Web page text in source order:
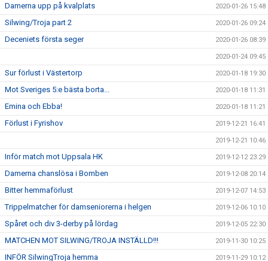
Damerna upp på kvalplats 2020-01-26 15:48
Silwing/Troja part 2 2020-01-26 09:24
Deceniets första seger 2020-01-26 08:39
2020-01-24 09:45
Sur förlust i Västertorp 2020-01-18 19:30
Mot Sveriges 5:e bästa borta... 2020-01-18 11:31
Emina och Ebba! 2020-01-18 11:21
Förlust i Fyrishov 2019-12-21 16:41
2019-12-21 10:46
Inför match mot Uppsala HK 2019-12-12 23:29
Damerna chanslösa i Bomben 2019-12-08 20:14
Bitter hemmaförlust 2019-12-07 14:53
Trippelmatcher för damseniorerna i helgen 2019-12-06 10:10
Spåret och div 3-derby på lördag 2019-12-05 22:30
MATCHEN MOT SILWING/TROJA INSTÄLLD!!! 2019-11-30 10:25
INFÖR SilwingTroja hemma 2019-11-29 10:12